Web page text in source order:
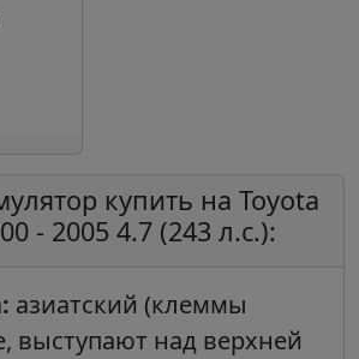
купить на Toyota
- 2005 4.7 (243 л.с.):
азиатский (клеммы
выступают над верхней